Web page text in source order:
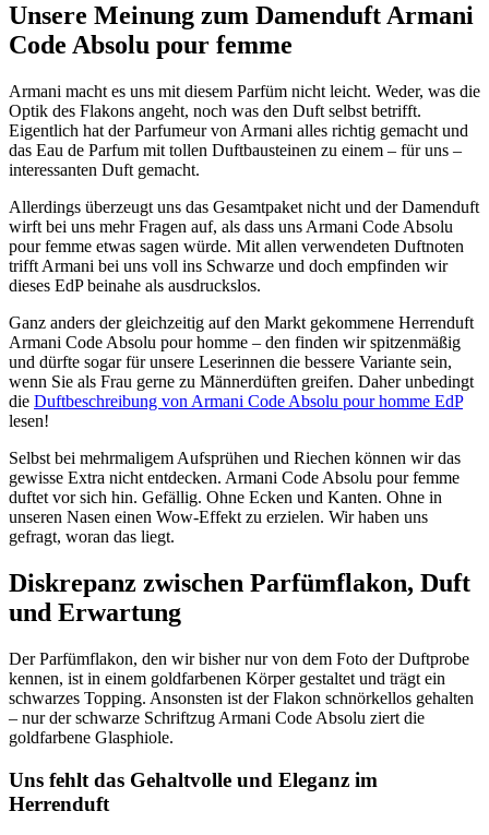
Unsere Meinung zum Damenduft Armani
Code Absolu pour femme
Armani macht es uns mit diesem Parfüm nicht leicht. Weder, was die
Optik des Flakons angeht, noch was den Duft selbst betrifft.
Eigentlich hat der Parfumeur von Armani alles richtig gemacht und
das Eau de Parfum mit tollen Duftbausteinen zu einem – für uns –
interessanten Duft gemacht.
Allerdings überzeugt uns das Gesamtpaket nicht und der Damenduft
wirft bei uns mehr Fragen auf, als dass uns Armani Code Absolu
pour femme etwas sagen würde. Mit allen verwendeten Duftnoten
trifft Armani bei uns voll ins Schwarze und doch empfinden wir
dieses EdP beinahe als ausdruckslos.
Ganz anders der gleichzeitig auf den Markt gekommene Herrenduft
Armani Code Absolu pour homme – den finden wir spitzenmäßig
und dürfte sogar für unsere Leserinnen die bessere Variante sein,
wenn Sie als Frau gerne zu Männerdüften greifen. Daher unbedingt
die Duftbeschreibung von Armani Code Absolu pour homme EdP
lesen!
Selbst bei mehrmaligem Aufsprühen und Riechen können wir das
gewisse Extra nicht entdecken. Armani Code Absolu pour femme
duftet vor sich hin. Gefällig. Ohne Ecken und Kanten. Ohne in
unseren Nasen einen Wow-Effekt zu erzielen. Wir haben uns
gefragt, woran das liegt.
Diskrepanz zwischen Parfümflakon, Duft
und Erwartung
Der Parfümflakon, den wir bisher nur von dem Foto der Duftprobe
kennen, ist in einem goldfarbenen Körper gestaltet und trägt ein
schwarzes Topping. Ansonsten ist der Flakon schnörkellos gehalten
– nur der schwarze Schriftzug Armani Code Absolu ziert die
goldfarbene Glasphiole.
Uns fehlt das Gehaltvolle und Eleganz im
Herrenduft